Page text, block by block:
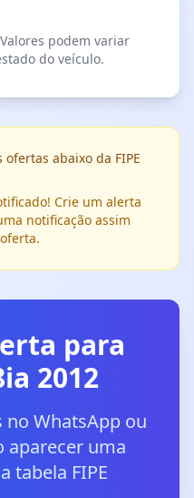
podem variar
do veículo.
abaixo da FIPE
Crie um alerta
notificação assim
para
2012
no WhatsApp ou
aparecer uma
tabela FIPE